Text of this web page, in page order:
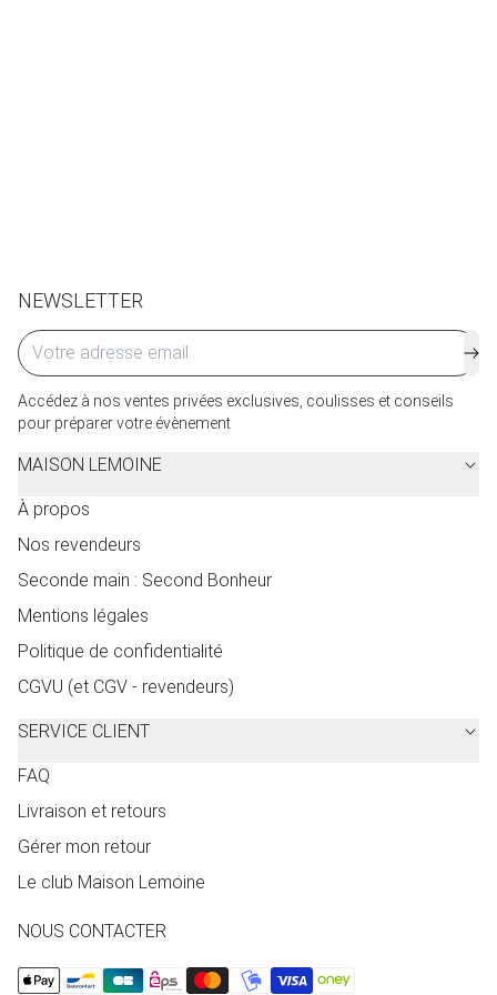
NEWSLETTER
Accédez à nos ventes privées exclusives, coulisses et conseils
pour préparer votre évènement
MAISON LEMOINE
À propos
Nos revendeurs
Seconde main : Second Bonheur
Mentions légales
Politique de confidentialité
CGVU (et CGV - revendeurs)
SERVICE CLIENT
FAQ
Livraison et retours
Gérer mon retour
Le club Maison Lemoine
NOUS CONTACTER